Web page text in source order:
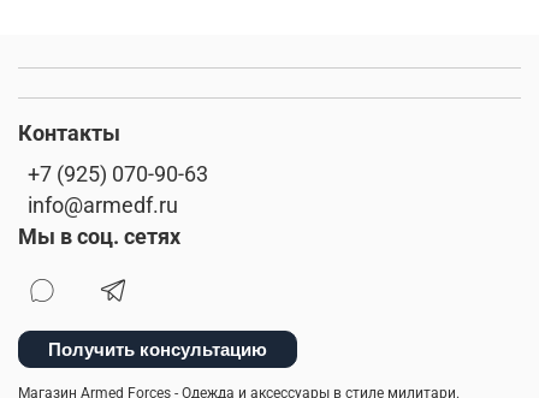
Контакты
+7 (925) 070-90-63
info@armedf.ru
Мы в соц. сетях
Получить консультацию
Магазин Armed Forces - Одежда и аксессуары в стиле милитари.